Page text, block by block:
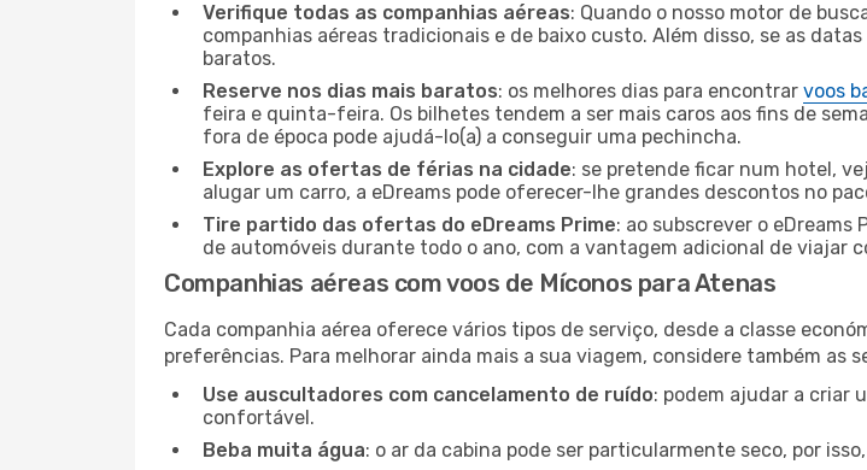
Verifique todas as companhias aéreas: Quando o nosso motor de
companhias aéreas tradicionais e de baixo custo. Além disso, se as
baratos.
Reserve nos dias mais baratos: os melhores dias para encontrar voos
feira e quinta-feira. Os bilhetes tendem a ser mais caros aos fins de
fora de época pode ajudá-lo(a) a conseguir uma pechincha.
Explore as ofertas de férias na cidade: se pretende ficar num hotel,
alugar um carro, a eDreams pode oferecer-lhe grandes descontos no
Tire partido das ofertas do eDreams Prime: ao subscrever o
de automóveis durante todo o ano, com a vantagem adicional de viajar
Companhias aéreas com voos de Míconos para Atenas
Cada companhia aérea oferece vários tipos de serviço, desde a classe
preferências. Para melhorar ainda mais a sua viagem, considere também as
Use auscultadores com cancelamento de ruído: podem ajudar a criar
confortável.
Beba muita água: o ar da cabina pode ser particularmente seco, por